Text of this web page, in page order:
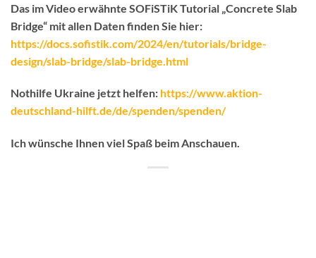
Das im Video erwähnte SOFiSTiK Tutorial „Concrete Slab
Bridge“ mit allen Daten finden Sie hier:
https://docs.sofistik.com/2024/en/tutorials/bridge-
design/slab-bridge/slab-bridge.html
Nothilfe Ukraine jetzt helfen: https://www.aktion-
deutschland-hilft.de/de/spenden/spenden/
Ich wünsche Ihnen viel Spaß beim Anschauen.